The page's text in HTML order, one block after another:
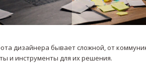
дизайнера бывает сложной, от
и инструменты для их решения.